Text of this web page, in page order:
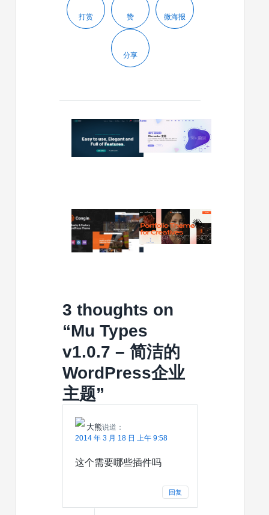
打赏 赞 微海报
分享
2024/01/03
Nexgen
v1.1.3
企
业
WordPress
主
2023/12/14
Congin
v1.03
业
题
3 thoughts on
“Mu Types
v1.0.7 – 简洁的
WordPress企业
主题”
大熊说道：
2014 年 3 月 18 日 上午 9:58
这个需要哪些插件吗
回复